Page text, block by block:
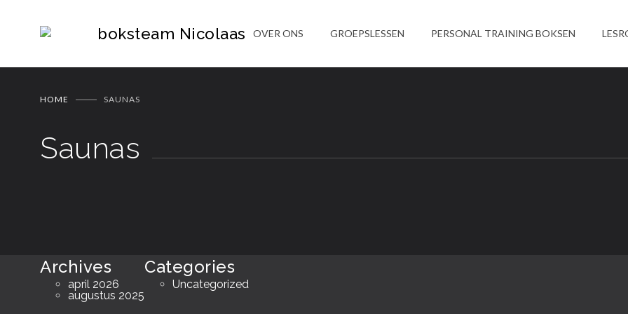
boksteam Nicolaas OVER ONS GROEPSLESSEN PERSONAL TRAINING BOKSEN
HOME SAUNAS
Saunas
Archives
april 2026
augustus 2025
Categories
Uncategorized